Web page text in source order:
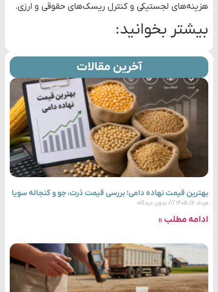
آخرین مقالات
بهترین قیمت نهاده دامی؛ بررسی قیمت ذرت، جو و کنجاله سویا
مرداد ۱۷, ۱۴۰۵ بدون دیدگاه
ادامه مطلب »
هزینه‌های لجستیکی و کنترل ریسک‌های حقوقی و ارزی.
بیشتر بخوانید: